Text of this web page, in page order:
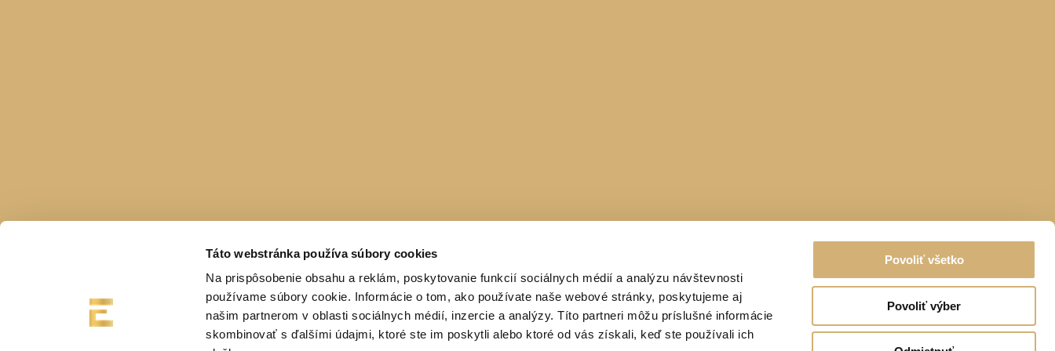
Táto webstránka používa súbory cookies
Na prispôsobenie obsahu a reklám, poskytovanie funkcií sociálnych médií a analýzu návštevnosti
používame súbory cookie. Informácie o tom, ako používate naše webové stránky, poskytujeme aj
našim partnerom v oblasti sociálnych médií, inzercie a analýzy. Títo partneri môžu príslušné informácie
skombinovať s ďalšími údajmi, ktoré ste im poskytli alebo ktoré od vás získali, keď ste používali ich
Povoliť všetko
Povoliť výber